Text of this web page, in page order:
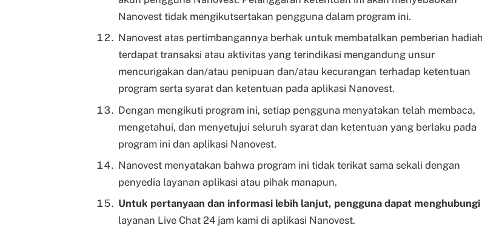
Nanovest tidak mengikutsertakan pengguna dalam program ini.
Nanovest atas pertimbangannya berhak untuk membatalkan pemberian
terdapat transaksi atau aktivitas yang terindikasi mengandung unsur
mencurigakan dan/atau penipuan dan/atau kecurangan terhadap ketentuan
program serta syarat dan ketentuan pada aplikasi Nanovest.
Dengan mengikuti program ini, setiap pengguna menyatakan telah membaca,
mengetahui, dan menyetujui seluruh syarat dan ketentuan yang berlaku pada
program ini dan aplikasi Nanovest.
Nanovest menyatakan bahwa program ini tidak terikat sama sekali dengan
penyedia layanan aplikasi atau pihak manapun.
Untuk pertanyaan dan informasi lebih lanjut, pengguna dapat menghubungi
layanan Live Chat 24 jam kami di aplikasi Nanovest.